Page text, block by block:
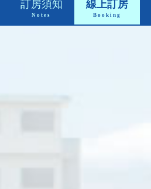
訂房須知
Notes
線上訂房
Booking